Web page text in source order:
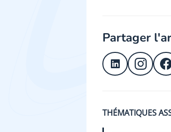
Partager
THÉMATIQUES